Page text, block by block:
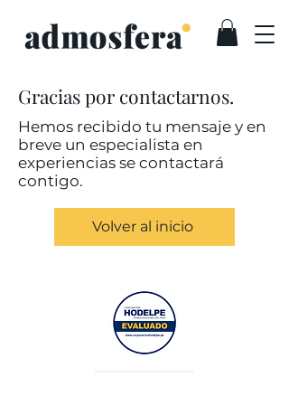
Gracias por contactarnos.
Hemos recibido tu mensaje y en
breve un especialista en
experiencias se contactará
contigo.
Volver al inicio